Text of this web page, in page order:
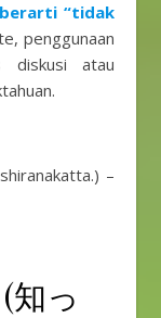
“tidak
penggunaan
diskusi atau
–
知っ